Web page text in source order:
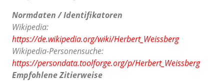
Normdaten / Identifikatoren
Wikipedia:
https://de.wikipedia.org/wiki/Herbert_Weissberg
Wikipedia-Personensuche:
https://persondata.toolforge.org/p/Herbert_Weissberg
Empfohlene Zitierweise